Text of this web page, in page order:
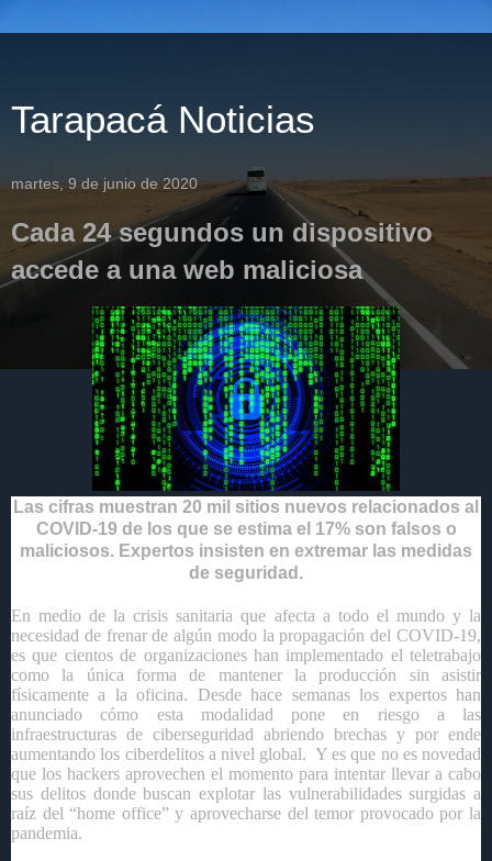
Tarapacá Noticias
martes, 9 de junio de 2020
Cada 24 segundos un dispositivo
accede a una web maliciosa
Las cifras muestran 20 mil sitios nuevos relacionados al
COVID-19 de los que se estima el 17% son falsos o
maliciosos. Expertos insisten en extremar las medidas
de seguridad.
En medio de la crisis sanitaria que afecta a todo el mundo y la
necesidad de frenar de algún modo la propagación del COVID-19,
es que cientos de organizaciones han implementado el teletrabajo
como la única forma de mantener la producción sin asistir
físicamente a la oficina. Desde hace semanas los expertos han
anunciado cómo esta modalidad pone en riesgo a las
infraestructuras de ciberseguridad abriendo brechas y por ende
aumentando los ciberdelitos a nivel global. Y es que no es novedad
que los hackers aprovechen el momento para intentar llevar a cabo
sus delitos donde buscan explotar las vulnerabilidades surgidas a
raíz del “home office” y aprovecharse del temor provocado por la
pandemia.